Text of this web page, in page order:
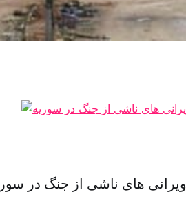
ویرانی های ناشی از جنگ در